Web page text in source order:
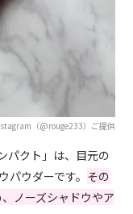
（@rouge233）ご提供
パクト」は、目元の
ウダーです。 その
ノーズシャドウやア